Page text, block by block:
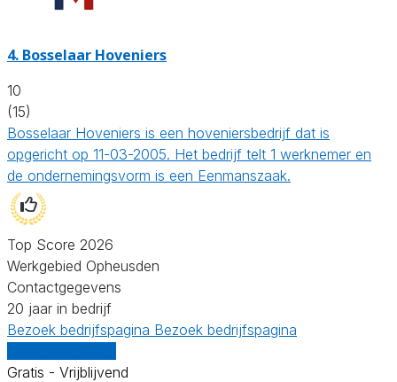
4. Bosselaar Hoveniers
10
(15)
Bosselaar Hoveniers is een hoveniersbedrijf dat is
opgericht op 11-03-2005. Het bedrijf telt 1 werknemer en
de ondernemingsvorm is een Eenmanszaak.
Top Score 2026
Werkgebied Opheusden
Contactgegevens
20 jaar in bedrijf
Bezoek bedrijfspagina Bezoek bedrijfspagina
Gratis - Vrijblijvend